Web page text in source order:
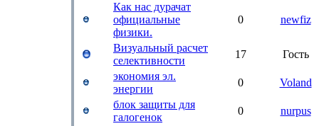
Как нас дурачат
официальные
физики.
0 newfiz
Визуальный расчет
селективности
17
Гость
экономия эл.
энергии
0
Voland
блок защиты для
галогенок
0
nurpus